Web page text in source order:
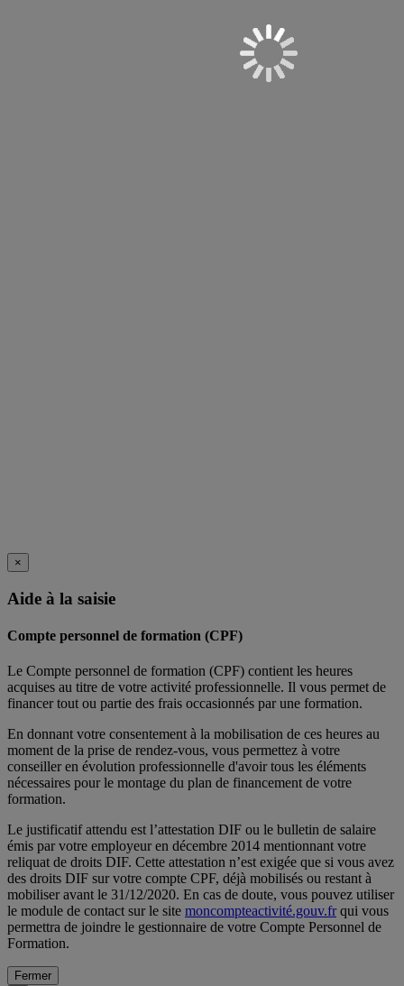
×
Aide à la saisie
Compte personnel de formation (CPF)
Le Compte personnel de formation (CPF) contient les heures
acquises au titre de votre activité professionnelle. Il vous permet de
financer tout ou partie des frais occasionnés par une formation.
En donnant votre consentement à la mobilisation de ces heures au
moment de la prise de rendez-vous, vous permettez à votre
conseiller en évolution professionnelle d'avoir tous les éléments
nécessaires pour le montage du plan de financement de votre
formation.
Le justificatif attendu est l’attestation DIF ou le bulletin de salaire
émis par votre employeur en décembre 2014 mentionnant votre
reliquat de droits DIF. Cette attestation n’est exigée que si vous avez
des droits DIF sur votre compte CPF, déjà mobilisés ou restant à
mobiliser avant le 31/12/2020. En cas de doute, vous pouvez utiliser
le module de contact sur le site moncompteactivité.gouv.frqui vous
permettra de joindre le gestionnaire de votre Compte Personnel de
Formation.
Fermer